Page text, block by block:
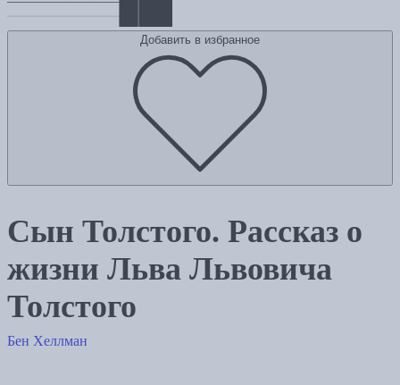
Добавить в избранное
Сын Толстого. Рассказ о
жизни Льва Львовича
Толстого
Бен Хеллман